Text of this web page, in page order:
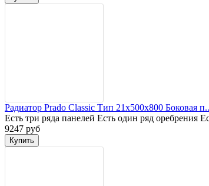
Радиатор Prado Classic Тип 21x500x800 Боковая
Есть три ряда панелей Есть один ряд оребрения
9247 руб